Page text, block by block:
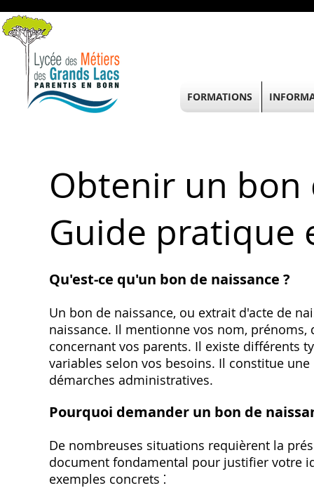
Obtenir un bon
Guide pratique
Qu'est-ce qu'un bon de naissance ?
Un bon de naissance, ou extrait d'acte de
naissance. Il mentionne vos nom,
concernant vos parents. Il existe différents
variables selon vos besoins. Il constitue
démarches administratives.
Pourquoi demander un bon de
De nombreuses situations requièrent la
document fondamental pour justifier votre
exemples concrets ⁚
FORMATIONS